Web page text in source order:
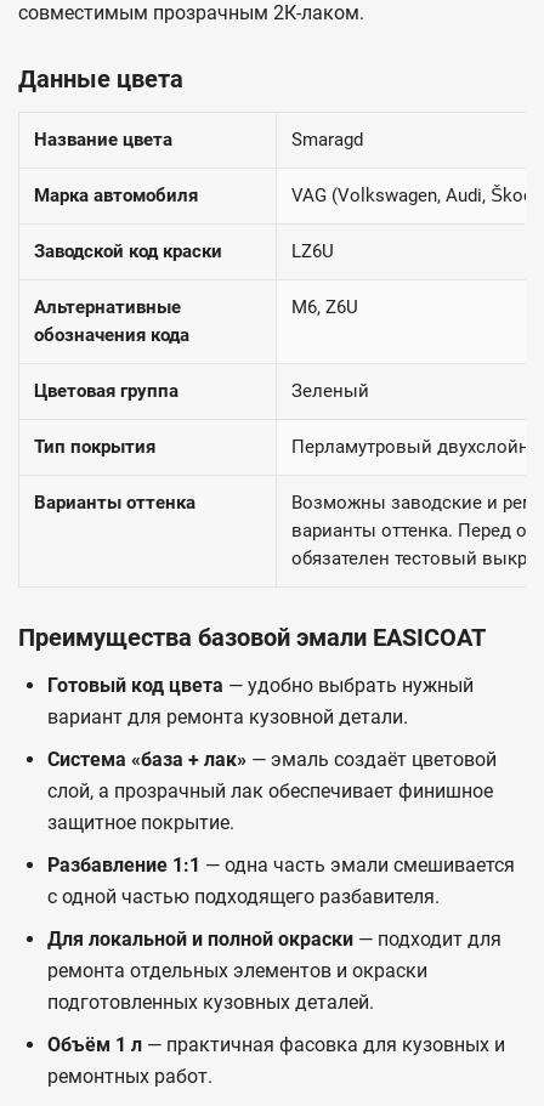
совместимым прозрачным 2К-лаком.
Данные цвета
Название цвета Smaragd
Марка автомобиля VAG (Volkswagen, Audi,
Заводской код краски LZ6U
Альтернативные
обозначения кода
M6, Z6U
Цветовая группа Зеленый
Тип покрытия Перламутровый
Варианты оттенка
Возможны заводские и
варианты оттенка. Перед
обязателен тестовый
Преимущества базовой эмали EASICOAT
Готовый код цвета — удобно выбрать нужный
вариант для ремонта кузовной детали.
Система «база + лак» — эмаль создаёт цветовой
слой, а прозрачный лак обеспечивает финишное
защитное покрытие.
Разбавление 1:1 — одна часть эмали смешивается
с одной частью подходящего разбавителя.
Для локальной и полной окраски — подходит для
ремонта отдельных элементов и окраски
подготовленных кузовных деталей.
Объём 1 л — практичная фасовка для кузовных и
ремонтных работ.